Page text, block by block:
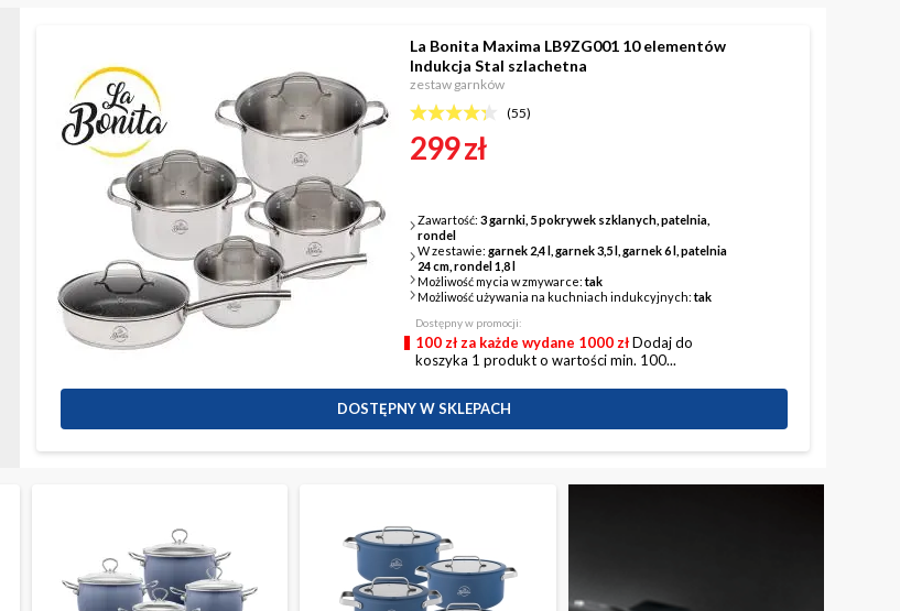
La Bonita Maxima LB9ZG001 10 elementów
Indukcja Stal szlachetna
zestaw garnków
(55)
299 zł
Zawartość:3 garnki, 5 pokrywek szklanych, patelnia,
rondel
W zestawie:garnek 2,4 l, garnek 3,5 l, garnek 6 l, patelnia
24 cm, rondel 1,8 l
Możliwość mycia w zmywarce:tak
Możliwość używania na kuchniach indukcyjnych:tak
Dostępny w promocji:
100 zł za każde wydane 1000 złDodaj do
koszyka 1 produkt o wartości min. 100...
DOSTĘPNY W SKLEPACH